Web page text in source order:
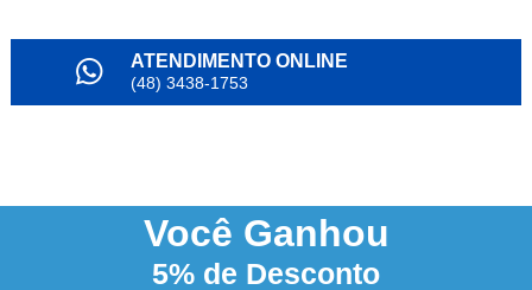
ATENDIMENTO ONLINE
(48) 3438-1753
NOSSO INSTAGRAM @alianda_oficial
3% DESCONTO à vista no boleto ou pix
Você Ganhou
5% de Desconto